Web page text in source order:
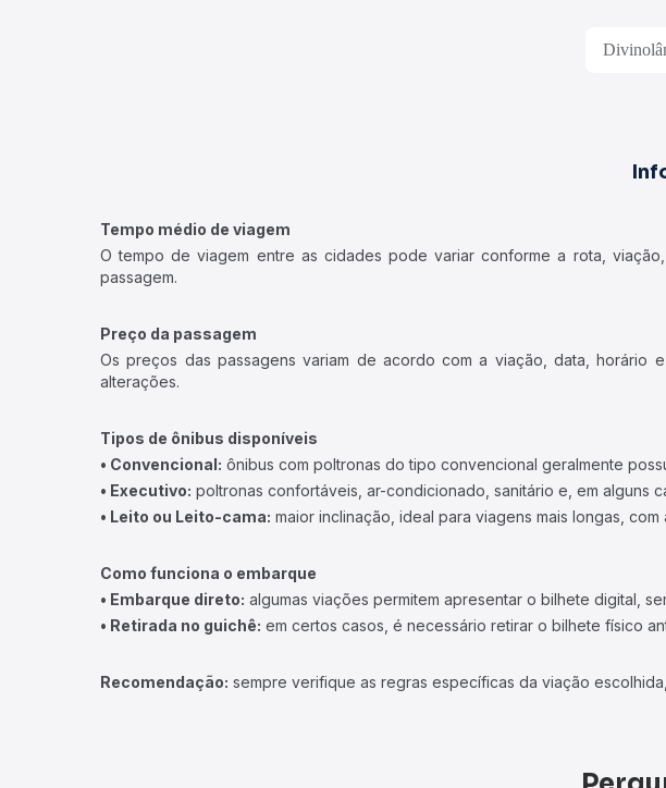
Tempo médio de viagem
O tempo de viagem entre as cidades pode variar conforme a rota,
passagem.
Preço da passagem
Os preços das passagens variam de acordo com a viação, data,
alterações.
Tipos de ônibus disponíveis
• Convencional: ônibus com poltronas do tipo convencional geralmente
• Executivo: poltronas confortáveis, ar-condicionado, sanitário e, em alguns
• Leito ou Leito-cama: maior inclinação, ideal para viagens mais longas,
Como funciona o embarque
• Embarque direto: algumas viações permitem apresentar o bilhete digital,
• Retirada no guichê: em certos casos, é necessário retirar o bilhete físico
Recomendação: sempre verifique as regras específicas da viação